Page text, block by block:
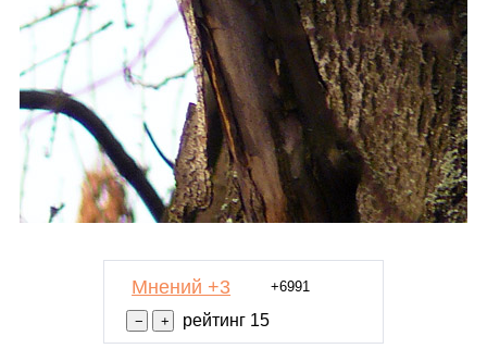
Мнений +3 +6991
рейтинг 15